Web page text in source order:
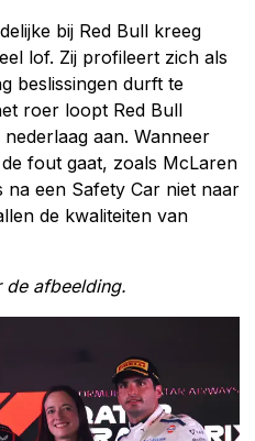
bij Red Bull kreeg
lof. Zij profileert zich als
beslissingen durft te
roer loopt Red Bull
aan. Wanneer
fout gaat, zoals McLaren
een Safety Car niet naar
de kwaliteiten van
de afbeelding.